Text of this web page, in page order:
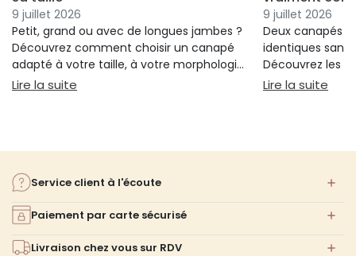
9 juillet 2026
Petit, grand ou avec de longues jambes ?
Découvrez comment choisir un canapé
adapté à votre taille, à votre morphologie
et à votre confort.
Lire la suite : Guide pour choisir un canapé selon sa taille
9 juillet 2026
Deux canapés
identiques
Découvrez les
réellement
Lire la suite
Service client à l'écoute
Paiement par carte sécurisé
Livraison chez vous sur RDV